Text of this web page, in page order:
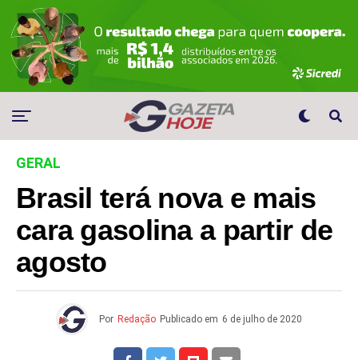
GERAL
Brasil terá nova e mais
cara gasolina a partir de
agosto
Por Redação Publicado em 6 de julho de 2020